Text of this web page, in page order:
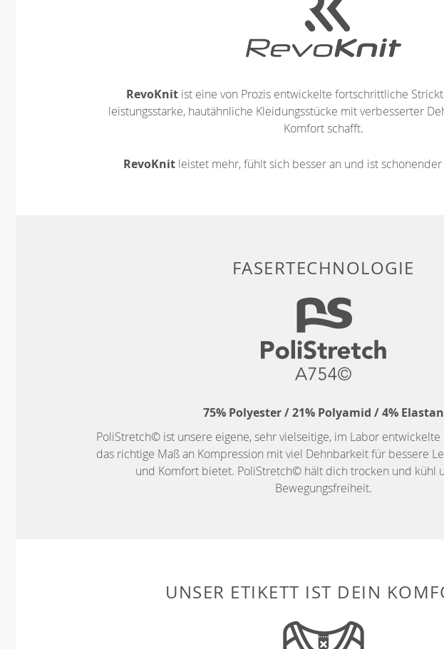
RevoKnit ist eine von Prozis entwickelte fortschrittliche
leistungsstarke, hautähnliche Kleidungsstücke mit verbesserter
Komfort schafft.
RevoKnitleistet mehr, fühlt sich besser an und ist
FASERTECHNOLOGIE
75% Polyester / 21% Polyamid / 4% Elastan
PoliStretch© ist unsere eigene, sehr vielseitige, im Labor entwickelte
das richtige Maß an Kompression mit viel Dehnbarkeit für bessere
und Komfort bietet. PoliStretch© hält dich trocken und kühl
Bewegungsfreiheit.
UNSER ETIKETT IST DEIN